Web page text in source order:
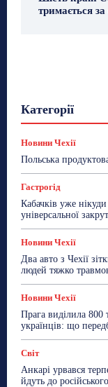
тримається
Категорії
Лайфстайл
Новини
Новини Чехії
Польська
Гастрогід
Кабачків уже
універсальної
Новини Чехії
Два авто з Чехії
людей тяжко
Новини Чехії
Прага виділила 800
українців: що
Світ
Анкарі урвався
йдуть до